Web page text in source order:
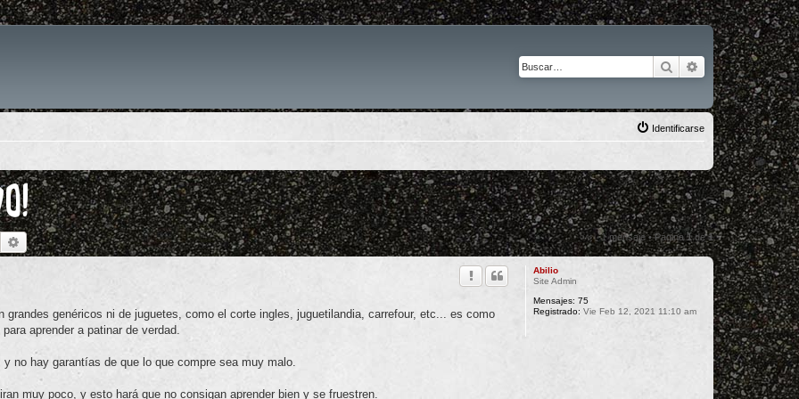
Buscar Búsqueda
Identificarse
BuscarBúsqueda avanzada 1 mensaje • Página1de1
Abilio
Site Admin
Mensajes: 75
Registrado: Vie Feb 12, 2021 11:10 am
genéricos ni de juguetes, como el corte ingles, juguetilandia, carrefour, etc... es como
aprender a patinar de verdad.
no hay garantías de que lo que compre sea muy malo.
muy poco, y esto hará que no consigan aprender bien y se fruestren.